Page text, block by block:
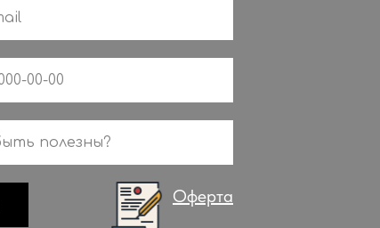
Оферта